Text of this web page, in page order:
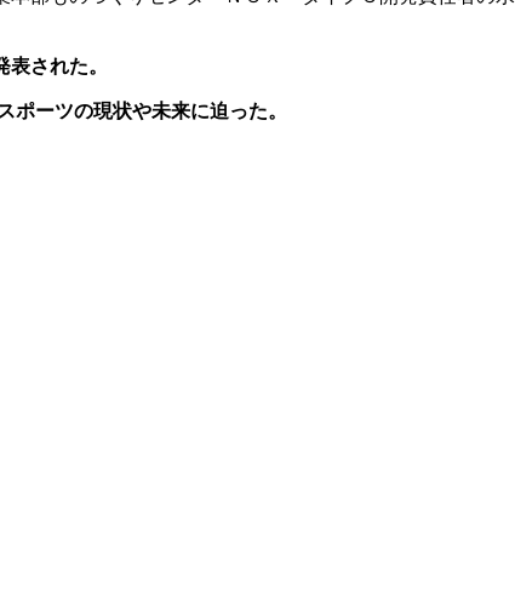
された。
ポーツの現状や未来に迫った。